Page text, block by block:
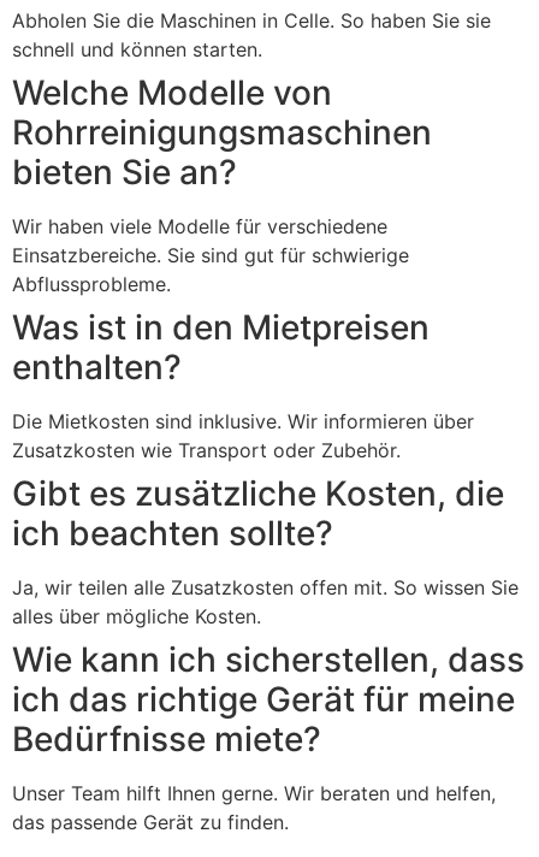
Abholen Sie die Maschinen in Celle. So haben Sie sie
schnell und können starten.
Welche Modelle von
Rohrreinigungsmaschinen
bieten Sie an?
Wir haben viele Modelle für verschiedene
Einsatzbereiche. Sie sind gut für schwierige
Abflussprobleme.
Was ist in den Mietpreisen
enthalten?
Die Mietkosten sind inklusive. Wir informieren über
Zusatzkosten wie Transport oder Zubehör.
Gibt es zusätzliche Kosten, die
ich beachten sollte?
Ja, wir teilen alle Zusatzkosten offen mit. So wissen Sie
alles über mögliche Kosten.
Wie kann ich sicherstellen, dass
ich das richtige Gerät für meine
Bedürfnisse miete?
Unser Team hilft Ihnen gerne. Wir beraten und helfen,
das passende Gerät zu finden.